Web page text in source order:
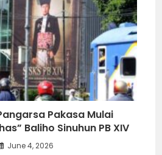
Pakasa Mulai
Baliho Sinuhun PB XIV
June 4, 2026